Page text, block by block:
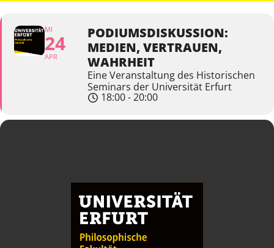
MI
24
APR
PODIUMSDISKUSSION:
MEDIEN, VERTRAUEN,
WAHRHEIT
Eine Veranstaltung des Historischen
Seminars der Universität Erfurt
18:00 - 20:00